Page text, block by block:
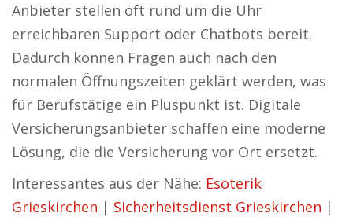
Anbieter stellen oft rund um die Uhr
erreichbaren Support oder Chatbots bereit.
Dadurch können Fragen auch nach den
normalen Öffnungszeiten geklärt werden, was
für Berufstätige ein Pluspunkt ist. Digitale
Versicherungsanbieter schaffen eine moderne
Lösung, die die Versicherung vor Ort ersetzt.
Interessantes aus der Nähe: Esoterik
Grieskirchen | Sicherheitsdienst Grieskirchen |